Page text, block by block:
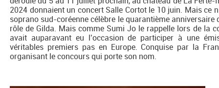
2024 donnaient un concert Salle Cortot le 10 juin. Mais ce
soprano sud-coréenne célèbre le quarantième
rôle de Gilda. Mais comme Sumi Jo le rappelle lors de la
avait auparavant eu l’occasion de participer à une
véritables premiers pas en Europe. Conquise par la
organisant le concours qui porte son nom.